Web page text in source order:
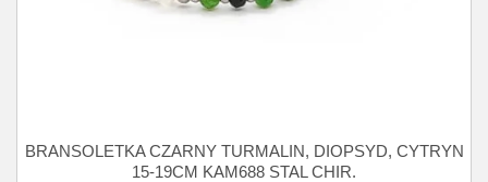
BRANSOLETKA CZARNY TURMALIN, DIOPSYD, CYTRYN
15-19CM KAM688 STAL CHIR.